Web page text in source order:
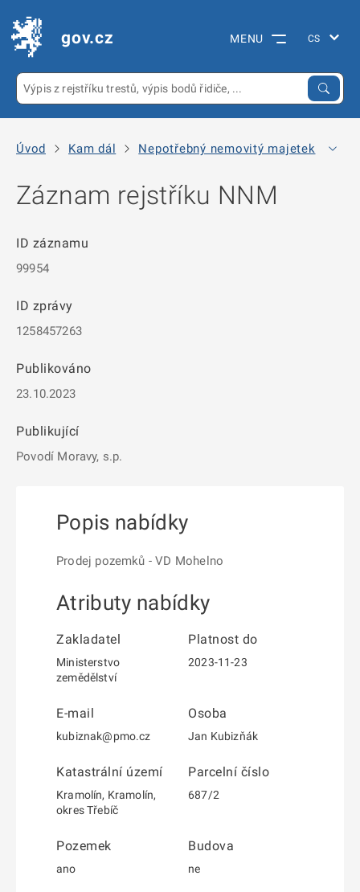
gov.cz MENU
Úvod Kam dál Nepotřebný nemovitý majetek
Záznam rejstříku NNM
ID záznamu
99954
ID zprávy
1258457263
Publikováno
23.10.2023
Publikující
Povodí Moravy, s.p.
Popis nabídky
Prodej pozemků - VD Mohelno
Atributy nabídky
Zakladatel
Ministerstvo
zemědělství
Platnost do
2023-11-23
E-mail
kubiznak@pmo.cz
Osoba
Jan Kubizňák
Katastrální území
Kramolín, Kramolín,
okres Třebíč
Parcelní číslo
687/2
Pozemek
ano
Budova
ne